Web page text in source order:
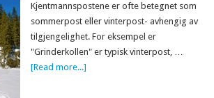
Kjentmannspostene er ofte betegnet som
sommerpost eller vinterpost- avhengig av
tilgjengelighet. For eksempel er
"Grinderkollen" er typisk vinterpost, …
[Read more...]